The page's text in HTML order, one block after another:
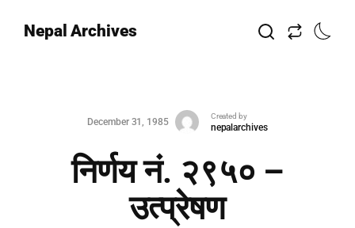
Nepal Archives
December 31, 1985
Created by
nepalarchives
निर्णय नं. २९५० –
उत्प्रेषण